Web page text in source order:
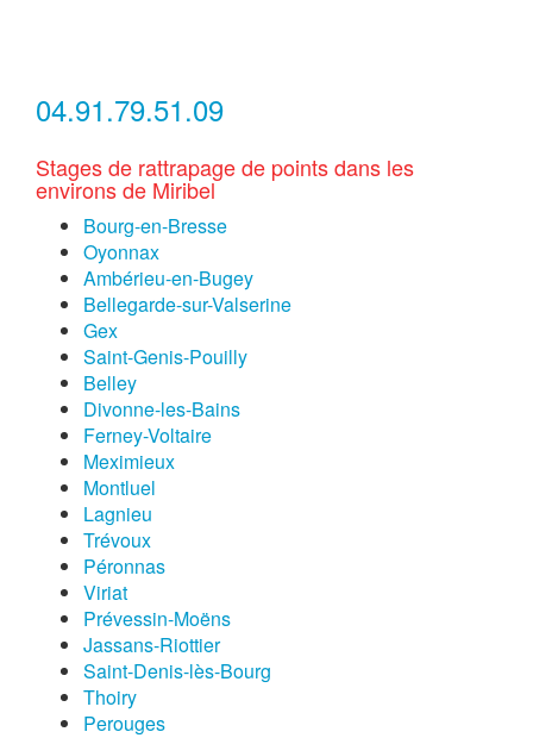
04.91.79.51.09
Stages de rattrapage de points dans les
environs de Miribel
Bourg-en-Bresse
Oyonnax
Ambérieu-en-Bugey
Bellegarde-sur-Valserine
Gex
Saint-Genis-Pouilly
Belley
Divonne-les-Bains
Ferney-Voltaire
Meximieux
Montluel
Lagnieu
Trévoux
Péronnas
Viriat
Prévessin-Moëns
Jassans-Riottier
Saint-Denis-lès-Bourg
Thoiry
Perouges